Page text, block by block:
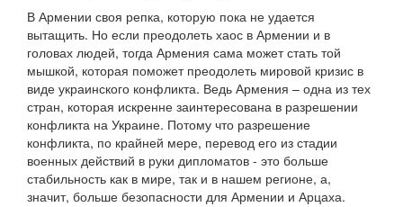
В Армении своя репка, которую пока не удается
вытащить. Но если преодолеть хаос в Армении и в
головах людей, тогда Армения сама может стать той
мышкой, которая поможет преодолеть мировой кризис в
виде украинского конфликта. Ведь Армения – одна из тех
стран, которая искренне заинтересована в разрешении
конфликта на Украине. Потому что разрешение
конфликта, по крайней мере, перевод его из стадии
военных действий в руки дипломатов - это больше
стабильность как в мире, так и в нашем регионе, а,
значит, больше безопасности для Армении и Арцаха.